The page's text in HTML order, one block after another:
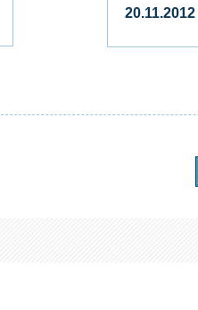
20.11.2012